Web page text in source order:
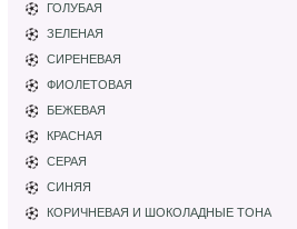
ГОЛУБАЯ
ЗЕЛЕНАЯ
СИРЕНЕВАЯ
ФИОЛЕТОВАЯ
БЕЖЕВАЯ
КРАСНАЯ
СЕРАЯ
СИНЯЯ
КОРИЧНЕВАЯ И ШОКОЛАДНЫЕ ТОНА